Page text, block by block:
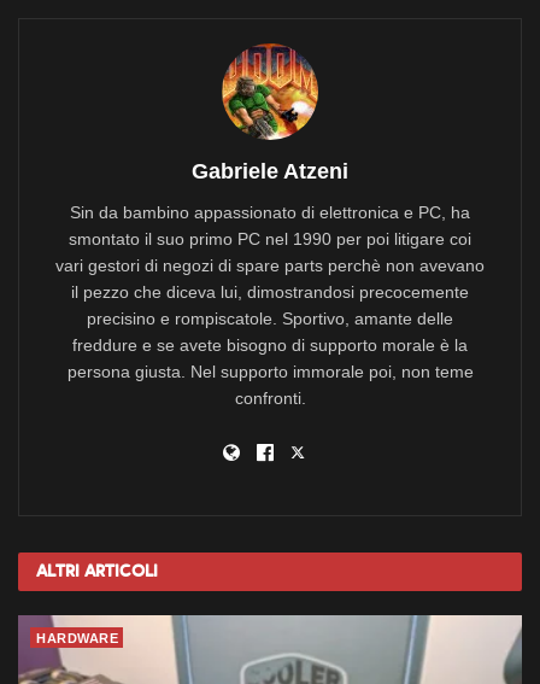
Gabriele Atzeni
Sin da bambino appassionato di elettronica e PC, ha
smontato il suo primo PC nel 1990 per poi litigare coi
vari gestori di negozi di spare parts perchè non avevano
il pezzo che diceva lui, dimostrandosi precocemente
precisino e rompiscatole. Sportivo, amante delle
freddure e se avete bisogno di supporto morale è la
persona giusta. Nel supporto immorale poi, non teme
confronti.
Altri Articoli
HARDWARE